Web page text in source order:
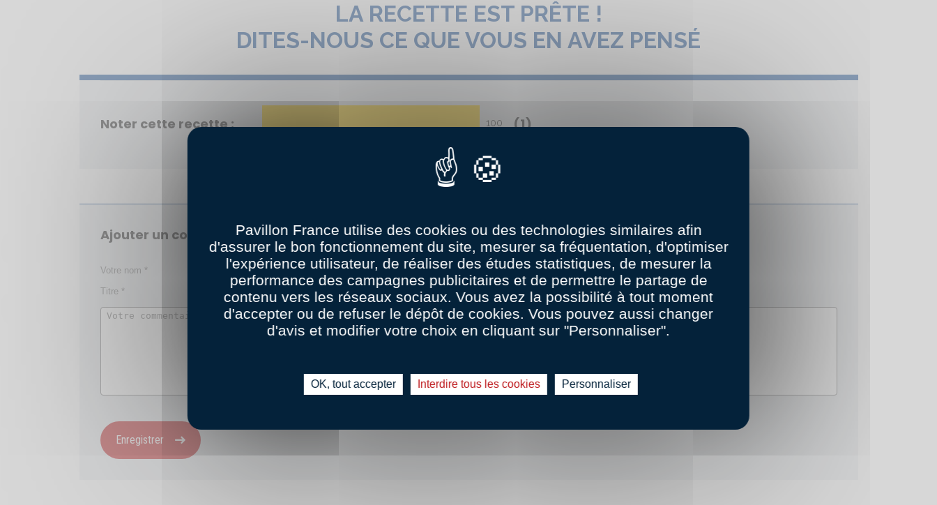
LA RECETTE EST PRÊTE !
DITES-NOUS CE QUE VOUS EN AVEZ PENSÉ
Noter cette recette : 100 (1)
Ajouter un commentaire
Enregistrer
Pavillon France utilise des cookies ou des technologies similaires afin
d'assurer le bon fonctionnement du site, mesurer sa fréquentation, d'optimiser
l'expérience utilisateur, de réaliser des études statistiques, de mesurer la
performance des campagnes publicitaires et de permettre le partage de
contenu vers les réseaux sociaux. Vous avez la possibilité à tout moment
d'accepter ou de refuser le dépôt de cookies. Vous pouvez aussi changer
d'avis et modifier votre choix en cliquant sur "Personnaliser".
OK, tout accepter Interdire tous les cookies Personnaliser